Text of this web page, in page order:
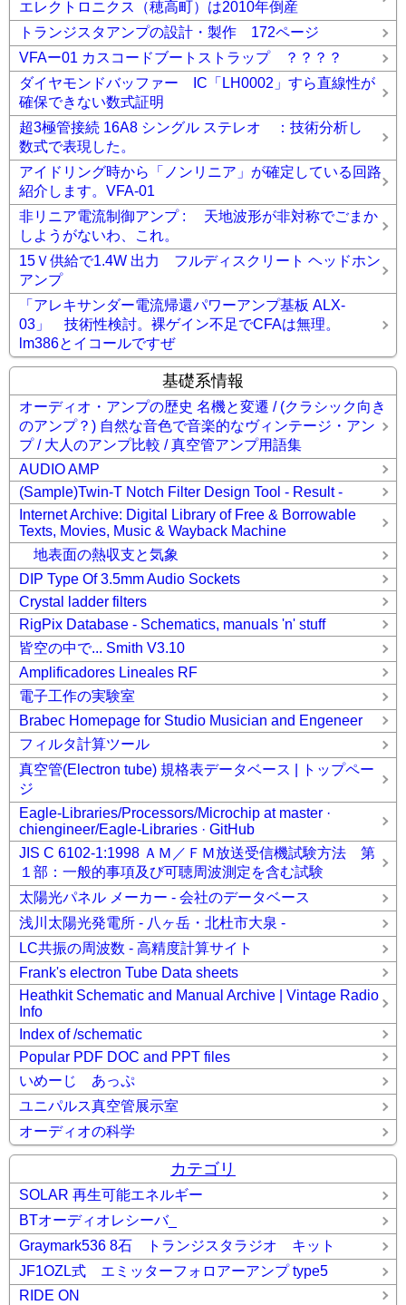
エレクトロニクス（穂高町）は2010年倒産
トランジスタアンプの設計・製作 172ページ
VFAー01 カスコードブートストラップ ？？？？
ダイヤモンドバッファー IC「LH0002」すら直線性が
確保できない数式証明
超3極管接続 16A8 シングル ステレオ ：技術分析し
数式で表現した。
アイドリング時から「ノンリニア」が確定している回路
紹介します。VFA-01
非リニア電流制御アンプ : 天地波形が非対称でごまか
しようがないわ、これ。
15Ｖ供給で1.4W 出力 フルディスクリート ヘッドホン
アンプ
「アレキサンダー電流帰還パワーアンプ基板 ALX-
03」 技術性検討。裸ゲイン不足でCFAは無理。
lm386とイコールですぜ
基礎系情報
オーディオ・アンプの歴史 名機と変遷 / (クラシック向き
のアンプ？) 自然な音色で音楽的なヴィンテージ・アン
プ / 大人のアンプ比較 / 真空管アンプ用語集
AUDIO AMP
(Sample)Twin-T Notch Filter Design Tool - Result -
Internet Archive: Digital Library of Free & Borrowable
Texts, Movies, Music & Wayback Machine
地表面の熱収支と気象
DIP Type Of 3.5mm Audio Sockets
Crystal ladder filters
RigPix Database - Schematics, manuals 'n' stuff
皆空の中で... Smith V3.10
Amplificadores Lineales RF
電子工作の実験室
Brabec Homepage for Studio Musician and Engeneer
フィルタ計算ツール
真空管(Electron tube) 規格表データベース | トップペー
ジ
Eagle-Libraries/Processors/Microchip at master ·
chiengineer/Eagle-Libraries · GitHub
JIS C 6102-1:1998 ＡＭ／ＦＭ放送受信機試験方法 第
１部：一般的事項及び可聴周波測定を含む試験
太陽光パネル メーカー - 会社のデータベース
浅川太陽光発電所 - 八ヶ岳・北杜市大泉 -
LC共振の周波数 - 高精度計算サイト
Frank's electron Tube Data sheets
Heathkit Schematic and Manual Archive | Vintage Radio
Info
Index of /schematic
Popular PDF DOC and PPT files
いめーじ あっぷ
ユニパルス真空管展示室
オーディオの科学
カテゴリ
SOLAR 再生可能エネルギー
BTオーディオレシーバ_
Graymark536 8石 トランジスタラジオ キット
JF1OZL式 エミッターフォロアーアンプ type5
RIDE ON